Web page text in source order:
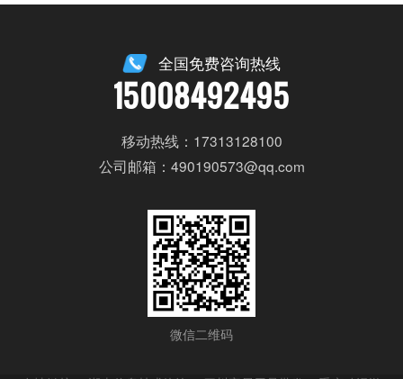
全国免费咨询热线
15008492495
移动热线：17313128100
公司邮箱：490190573@qq.com
微信二维码